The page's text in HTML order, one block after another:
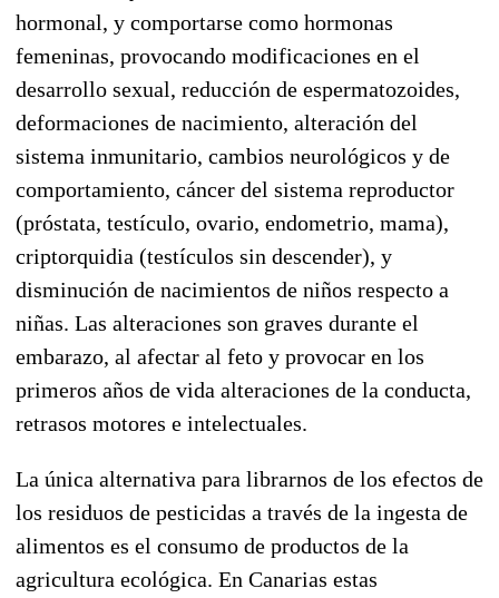
hormonal, y comportarse como hormonas
femeninas, provocando modificaciones en el
desarrollo sexual, reducción de espermatozoides,
deformaciones de nacimiento, alteración del
sistema inmunitario, cambios neurológicos y de
comportamiento, cáncer del sistema reproductor
(próstata, testículo, ovario, endometrio, mama),
criptorquidia (testículos sin descender), y
disminución de nacimientos de niños respecto a
niñas. Las alteraciones son graves durante el
embarazo, al afectar al feto y provocar en los
primeros años de vida alteraciones de la conducta,
retrasos motores e intelectuales.
La única alternativa para librarnos de los efectos de
los residuos de pesticidas a través de la ingesta de
alimentos es el consumo de productos de la
agricultura ecológica. En Canarias estas